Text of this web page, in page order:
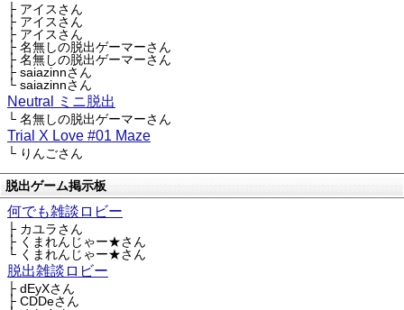
├ アイスさん
├ アイスさん
├ アイスさん
├ 名無しの脱出ゲーマーさん
├ 名無しの脱出ゲーマーさん
├ saiazinnさん
└ saiazinnさん
Neutral ミニ脱出
└ 名無しの脱出ゲーマーさん
Trial X Love #01 Maze
└ りんごさん
脱出ゲーム掲示板
何でも雑談ロビー
├ カユラさん
├ くまれんじゃー★さん
└ くまれんじゃー★さん
脱出雑談ロビー
├ dEyXさん
├ CDDeさん